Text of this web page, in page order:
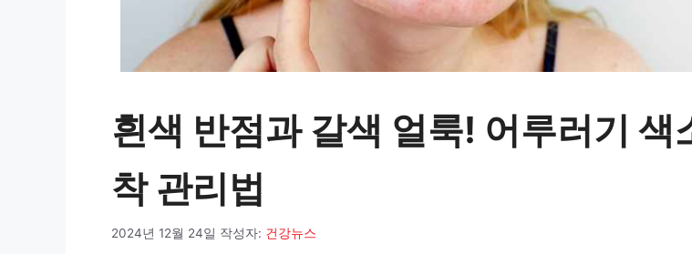
흰색 반점과 갈색 얼룩! 어루러기 색
착 관리법
2024년 12월 24일 작성자: 건강뉴스